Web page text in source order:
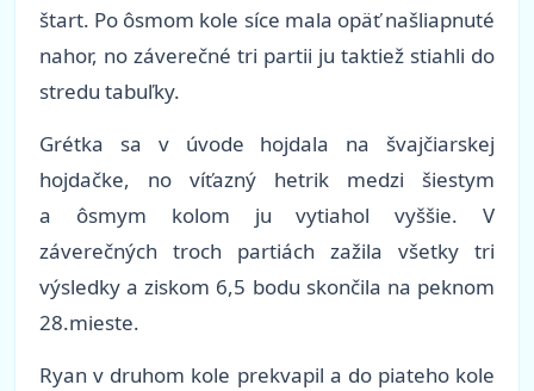
štart. Po ôsmom kole síce mala opäť našliapnuté
nahor, no záverečné tri partii ju taktiež stiahli do
stredu tabuľky.
Grétka sa v úvode hojdala na švajčiarskej
hojdačke, no víťazný hetrik medzi šiestym
a ôsmym kolom ju vytiahol vyššie. V
záverečných troch partiách zažila všetky tri
výsledky a ziskom 6,5 bodu skončila na peknom
28.mieste.
Ryan v druhom kole prekvapil a do piateho kole